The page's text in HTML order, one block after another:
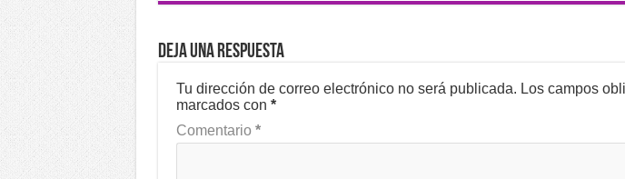
Deja una respuesta
Tu dirección de correo electrónico no será publicada. Los campos
marcados con *
Comentario *